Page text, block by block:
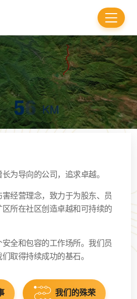
为导向的公司，追求卓越。
经营理念，致力于为股东、员
所在社区创造卓越和可持续的
全和包容的工作场所。我们员
取得持续成功的基石。
我们的殊荣